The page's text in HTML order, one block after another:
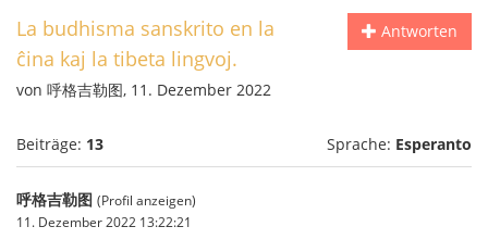
Antworten
La budhisma sanskrito en la
ĉina kaj la tibeta lingvoj.
von 呼格吉勒图, 11. Dezember 2022
Beiträge: 13 Sprache: Esperanto
呼格吉勒图 (Profil anzeigen)
11. Dezember 2022 13:22:21